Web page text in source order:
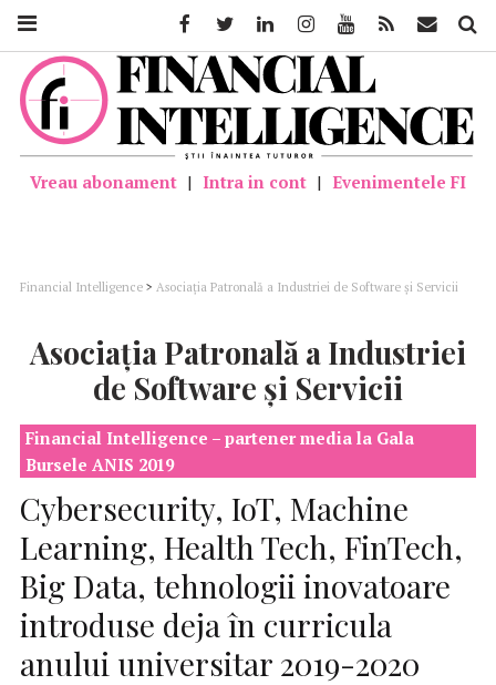
Vreau abonament | Intra in cont | Evenimentele FI
Financial Intelligence > Asociația Patronală a Industriei de Software și Servicii
Asociația Patronală a Industriei
de Software și Servicii
Financial Intelligence – partener media la Gala
Bursele ANIS 2019
Cybersecurity, IoT, Machine
Learning, Health Tech, FinTech,
Big Data, tehnologii inovatoare
introduse deja în curricula
anului universitar 2019-2020
FacebookTwitter LinkedinInstagramYoutube Feed Mail